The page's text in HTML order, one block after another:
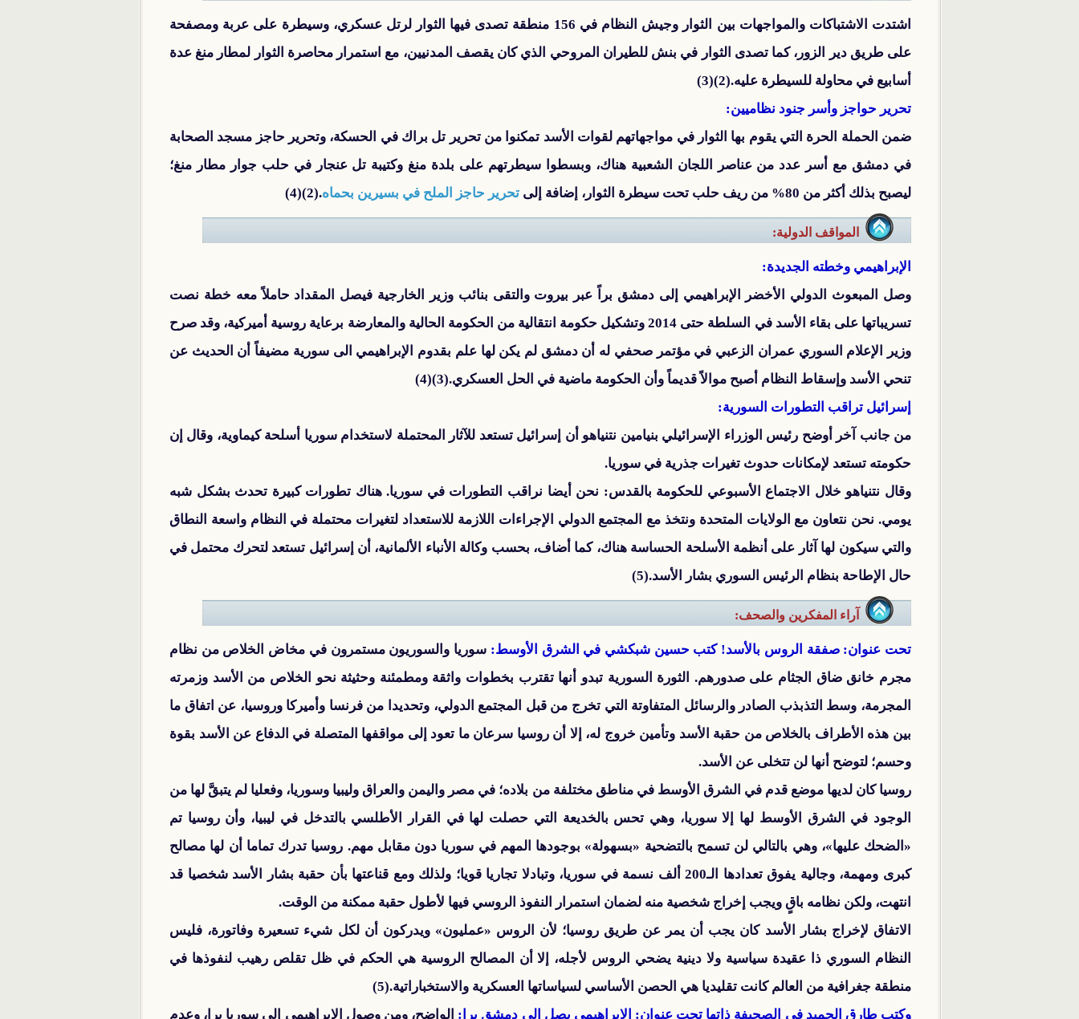
اشتدت الاشتباكات والمواجهات بين الثوار وجيش النظام في 156 منطقة تصدى فيها الثوار لرتل عسكري، وسيطرة على عربة ومصفحة
على طريق دير الزور، كما تصدى الثوار في بنش للطيران المروحي الذي كان يقصف المدنيين، مع استمرار محاصرة الثوار لمطار منغ عدة
أسابيع في محاولة للسيطرة عليه.(2)(3)
تحرير حواجز وأسر جنود نظاميين:
ضمن الحملة الحرة التي يقوم بها الثوار في مواجهاتهم لقوات الأسد تمكنوا من تحرير تل براك في الحسكة، وتحرير حاجز مسجد الصحابة
في دمشق مع أسر عدد من عناصر اللجان الشعبية هناك، وبسطوا سيطرتهم على بلدة منغ وكتيبة تل عنجار في حلب جوار مطار منغ؛
ليصبح بذلك أكثر من 80% من ريف حلب تحت سيطرة الثوار، إضافة إلى
تحرير حاجز الملح في بسيرين بحماه.(2)(4)
المواقف الدولية:
الإبراهيمي وخطته الجديدة:
وصل المبعوث الدولي الأخضر الإبراهيمي إلى دمشق براً عبر بيروت والتقى بنائب وزير الخارجية فيصل المقداد حاملاً معه خطة نصت
تسريباتها على بقاء الأسد في السلطة حتى 2014 وتشكيل حكومة انتقالية من الحكومة الحالية والمعارضة برعاية روسية أميركية، وقد صرح
وزير الإعلام السوري عمران الزعبي في مؤتمر صحفي له أن دمشق لم يكن لها علم بقدوم الإبراهيمي الى سورية مضيفاً أن الحديث عن
تنحي الأسد وإسقاط النظام أصبح موالاً قديماً وأن الحكومة ماضية في الحل العسكري.(3)(4)
إسرائيل تراقب التطورات السورية:
من جانب آخر أوضح رئيس الوزراء الإسرائيلي بنيامين نتنياهو أن إسرائيل تستعد للآثار المحتملة لاستخدام سوريا أسلحة كيماوية، وقال إن
حكومته تستعد لإمكانات حدوث تغيرات جذرية في سوريا.
وقال نتنياهو خلال الاجتماع الأسبوعي للحكومة بالقدس: نحن أيضا نراقب التطورات في سوريا. هناك تطورات كبيرة تحدث بشكل شبه
يومي. نحن نتعاون مع الولايات المتحدة ونتخذ مع المجتمع الدولي الإجراءات اللازمة للاستعداد لتغيرات محتملة في النظام واسعة النطاق
والتي سيكون لها آثار على أنظمة الأسلحة الحساسة هناك، كما أضاف، بحسب وكالة الأنباء الألمانية، أن إسرائيل تستعد لتحرك محتمل في
حال الإطاحة بنظام الرئيس السوري بشار الأسد.(5)
آراء المفكرين والصحف:
تحت عنوان: صفقة الروس بالأسد! كتب حسين شبكشي في الشرق الأوسط: سوريا والسوريون مستمرون في مخاض الخلاص من نظام
مجرم خانق ضاق الجثام على صدورهم. الثورة السورية تبدو أنها تقترب بخطوات واثقة ومطمئنة وحثيثة نحو الخلاص من الأسد وزمرته
المجرمة، وسط التذبذب الصادر والرسائل المتفاوتة التي تخرج من قبل المجتمع الدولي، وتحديدا من فرنسا وأميركا وروسيا، عن اتفاق ما
بين هذه الأطراف بالخلاص من حقبة الأسد وتأمين خروج له، إلا أن روسيا سرعان ما تعود إلى مواقفها المتصلة في الدفاع عن الأسد بقوة
وحسم؛ لتوضح أنها لن تتخلى عن الأسد.
روسيا كان لديها موضع قدم في الشرق الأوسط في مناطق مختلفة من بلاده؛ في مصر واليمن والعراق وليبيا وسوريا، وفعليا لم يتبقَّ لها من
الوجود في الشرق الأوسط لها إلا سوريا، وهي تحس بالخديعة التي حصلت لها في القرار الأطلسي بالتدخل في ليبيا، وأن روسيا تم
«الضحك عليها»، وهي بالتالي لن تسمح بالتضحية «بسهولة» بوجودها المهم في سوريا دون مقابل مهم. روسيا تدرك تماما أن لها مصالح
كبرى ومهمة، وجالية يفوق تعدادها الـ200 ألف نسمة في سوريا، وتبادلا تجاريا قويا؛ ولذلك ومع قناعتها بأن حقبة بشار الأسد شخصيا قد
انتهت، ولكن نظامه باقٍ ويجب إخراج شخصية منه لضمان استمرار النفوذ الروسي فيها لأطول حقبة ممكنة من الوقت.
الاتفاق لإخراج بشار الأسد كان يجب أن يمر عن طريق روسيا؛ لأن الروس «عمليون» ويدركون أن لكل شيء تسعيرة وفاتورة، فليس
النظام السوري ذا عقيدة سياسية ولا دينية يضحي الروس لأجله، إلا أن المصالح الروسية هي الحكم في ظل تقلص رهيب لنفوذها في
منطقة جغرافية من العالم كانت تقليديا هي الحصن الأساسي لسياساتها العسكرية والاستخباراتية.(5)
وكتب طارق الحميد في الصحيفة ذاتها تحت عنوان: الإبراهيمي يصل إلى دمشق برا: الواضح، ومن وصول الإبراهيمي إلى سوريا برا، وعدم